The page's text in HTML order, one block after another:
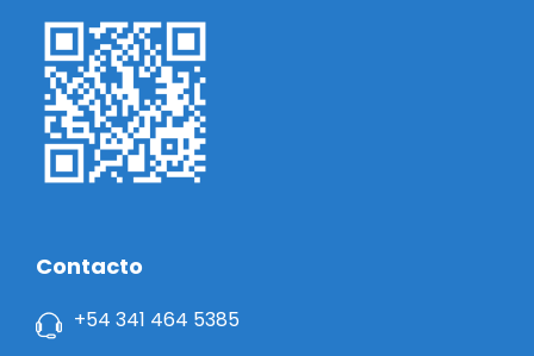
Contacto
+54 341 464 5385